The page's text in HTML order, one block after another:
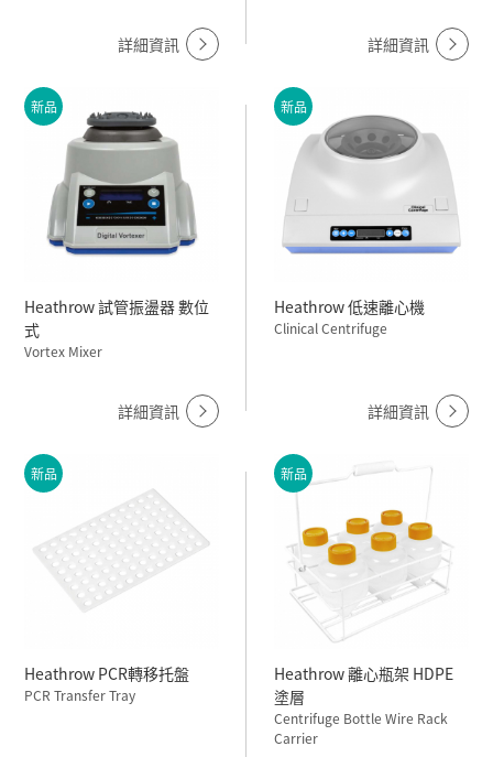
詳細資訊 詳細資訊
新品
Heathrow 試管振盪器 數位
式
Vortex Mixer
詳細資訊
新品
Heathrow 低速離心機
Clinical Centrifuge
詳細資訊
新品
Heathrow PCR轉移托盤
PCR Transfer Tray
新品
Heathrow 離心瓶架 HDPE
塗層
Centrifuge Bottle Wire Rack
Carrier